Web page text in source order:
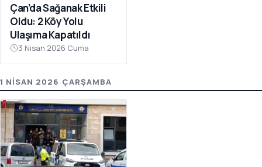
Çan’da Sağanak Etkili
Oldu: 2 Köy Yolu
Ulaşıma Kapatıldı
3 Nisan 2026 Cuma
1 NISAN 2026 ÇARŞAMBA